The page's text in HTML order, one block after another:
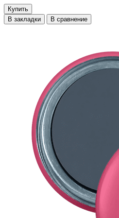
Купить
В закладки
В сравнение